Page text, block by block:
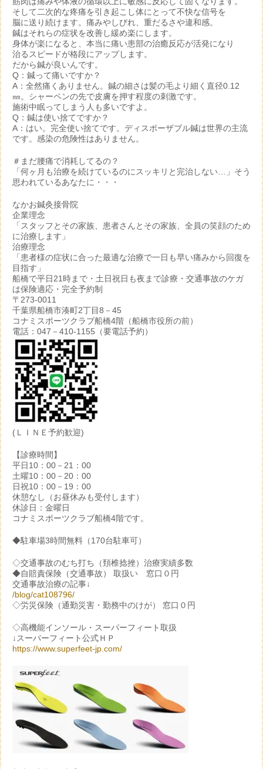
そして二次的な疼痛を引き起こし体にとって不快な信号を
脳に送り続けます。痛みやしびれ、重だるさや違和感。
鍼はそれらの症状を改善し緩め楽にします。
身体が楽になると、本当に痛い患部の治癒反応が活発になり
治るスピードが格段にアップします。
だから鍼が良いんです。
Q：鍼って痛いですか？
A：全然痛くありません。鍼の細さは髪の毛より細く直径0.12
㎜。シャーペンの先で皮膚を押す程度の刺激です。
施術中眠ってしまう人も多いですよ。
Q：鍼は使い捨てですか？
A：はい。完全使い捨てです。ディスポーザブル鍼は世界の主流
です。感染の危険性はありません。
＃まだ腰痛で消耗してるの？
「何ヶ月も治療を続けているのにスッキリと完治しない…」そう
思われているあなたに・・・
なかお鍼灸接骨院
企業理念
「スタッフとその家族、患者さんとその家族、全員の笑顔のため
に治療します」
治療理念
「患者様の症状に合った最適な治療で一日も早い痛みから回復を
目指す」
船橋で平日21時まで・土日祝日も夜まで診療・交通事故のケガ
は保険適応・完全予約制
〒273-0011
千葉県船橋市湊町2丁目8－45
コナミスポーツクラブ船橋4階（船橋市役所の前）
電話：047－410-1155（要電話予約）
(ＬＩＮＥ予約歓迎)
【診療時間】
平日10：00－21：00
土曜10：00－20：00
日祝10：00－19：00
休憩なし（お昼休みも受付します）
休診日：金曜日
コナミスポーツクラブ船橋4階です。
◆駐車場3時間無料（170台駐車可）
◇交通事故のむち打ち（頚椎捻挫）治療実績多数
◆自賠責保険（交通事故） 取扱い 窓口０円
交通事故治療の記事↓
/blog/cat108796/
◇労災保険（通勤災害・勤務中のけが） 窓口０円
◇高機能インソール・スーパーフィート取扱
↓スーパーフィート公式ＨＰ
https://www.superfeet-jp.com/